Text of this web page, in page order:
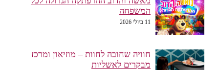
המשפחה
11 ביולי 2026
חוויה שחובה לחוות – מוזיאון ומרכז
מבקרים לאשליות